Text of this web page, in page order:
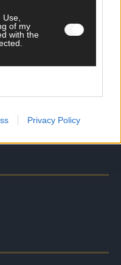
of my
with the
Privacy Policy